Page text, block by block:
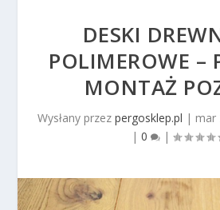
DESKI
POLIMEROWE –
MONTAŻ
Wysłany przez pergosklep.pl | mar
| 0 |